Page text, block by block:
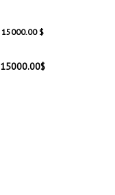
15000.00 $
15000.00$